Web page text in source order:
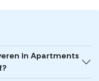
in Apartments